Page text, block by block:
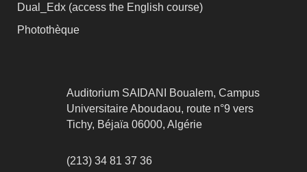
Dual_Edx (access the English course)
Photothèque
Auditorium SAIDANI Boualem, Campus
Universitaire Aboudaou, route n°9 vers
Tichy, Béjaïa 06000, Algérie
(213) 34 81 37 36